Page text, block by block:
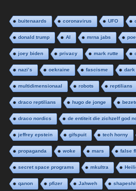
buitenaards coronavirus UFO
donald trump AI mrna jabs
joey biden privacy mark rutte
nazi’s oekraine fascisme dark
multidimensionaal robots reptilians
draco reptilians hugo de jonge
draco nordics de entiteit die zichzelf god
jeffrey epstein gifspuit tech horny
propaganda woke mars false
secret space programs mkultra
qanon pfizer Jahweh